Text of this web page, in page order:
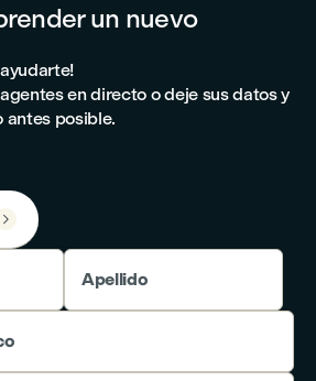
un nuevo
en directo o deje sus datos y
antes posible.

Apellido